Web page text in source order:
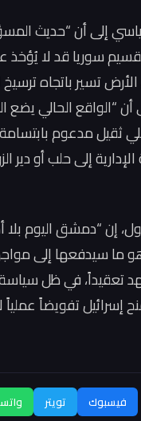
إلى أن “حديث
سوريا قد لا
تسير باتجاه
أن “الواقع الحالي
ثقيل مدعوم
إلى حلب أو دير
إن “دمشق اليوم بلا
ما سيدفعها إلى
تعقيداً، في ظل
إسرائيل تفويضاً
فيسبوك تويتر